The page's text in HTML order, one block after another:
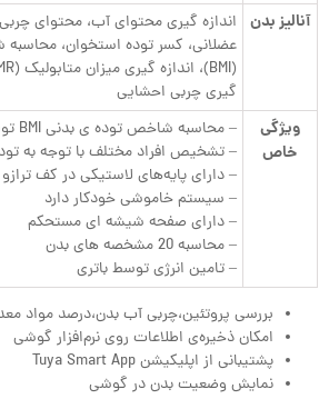
آنالیز بدن
اندازه گیری محتوای آب، محتوای
عضلانی، کسر توده استخوان،
گیری چربی احشایی
ویژگی
خاص
– محاسبه شاخص توده‌ ی بدنی BMI توسط نرم‌ افزار
– تشخیص افراد مختلف با توجه به
– دارای پایه‌های لاستیکی در کف ترازو
– سیستم خاموشی خودکار دارد
– دارای صفحه شیشه ای مستحکم
– محاسبه 20 مشخصه های بدن
– تامین انرژی توسط باتری
بررسی پروتئین،چربی آب بدن،درصد مواد
امکان ذخیره‌ی اطلاعات روی نرم‌افزار گوشی
پشتیبانی از اپلیکیشن Tuya Smart App
نمایش وضعیت بدن در گوشی